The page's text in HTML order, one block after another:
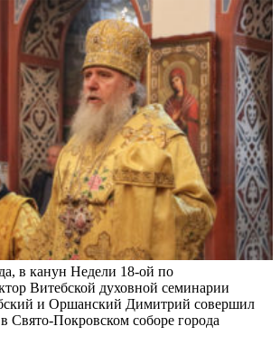
в канун Недели 18-ой по
Витебской духовной семинарии
и Оршанский Димитрий совершил
Свято-Покровском соборе города